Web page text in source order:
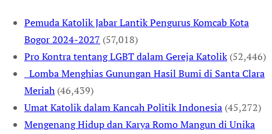
Pemuda Katolik Jabar Lantik Pengurus Komcab Kota
Bogor 2024-2027 (57,018)
Pro Kontra tentang LGBT dalam Gereja Katolik (52,446)
Lomba Menghias Gunungan Hasil Bumi di Santa Clara
Meriah (46,439)
Umat Katolik dalam Kancah Politik Indonesia (45,272)
Mengenang Hidup dan Karya Romo Mangun di Unika